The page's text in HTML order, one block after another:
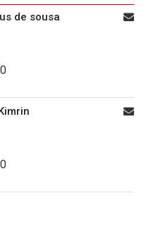
de sousa